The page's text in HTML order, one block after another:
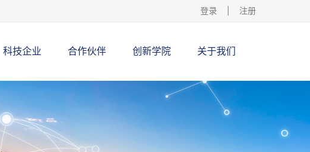
登录 注册
科技企业 合作伙伴 创新学院 关于我们